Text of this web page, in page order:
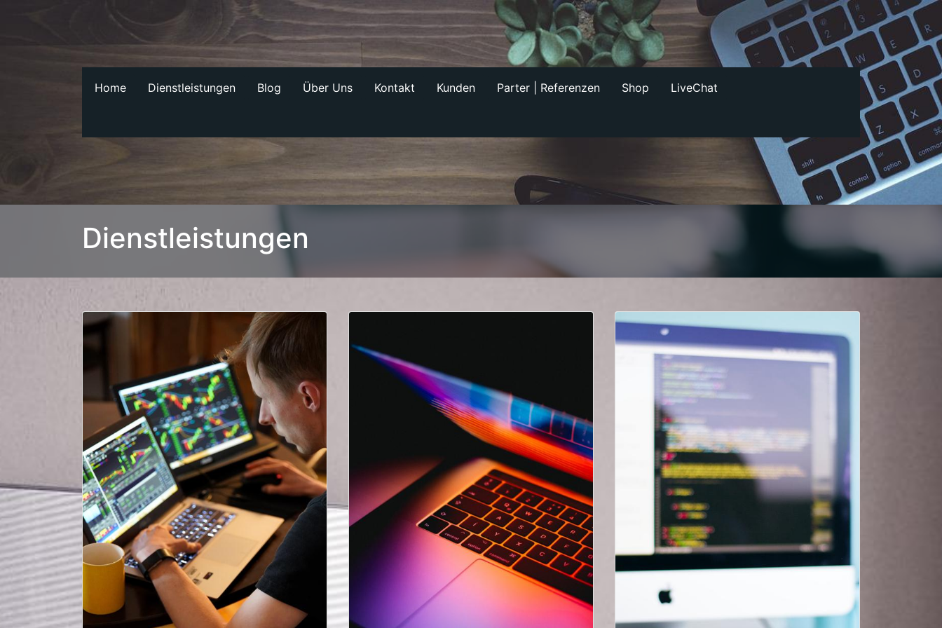
Home Dienstleistungen Blog Über Uns Kontakt Kunden Parter | Referenzen Shop LiveChat
Dienstleistungen